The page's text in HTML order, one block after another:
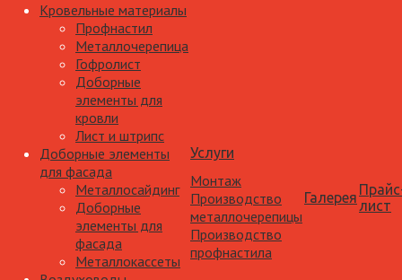
Кровельные материалы
Профнастил
Металлочерепица
Гофролист
Доборные
элементы для
кровли
Лист и штрипс
Доборные элементы
для фасада
Металлосайдинг
Доборные
элементы для
фасада
Металлокассеты
Услуги
Монтаж
Производство
металлочерепицы
Производство
профнастила
Галерея лист